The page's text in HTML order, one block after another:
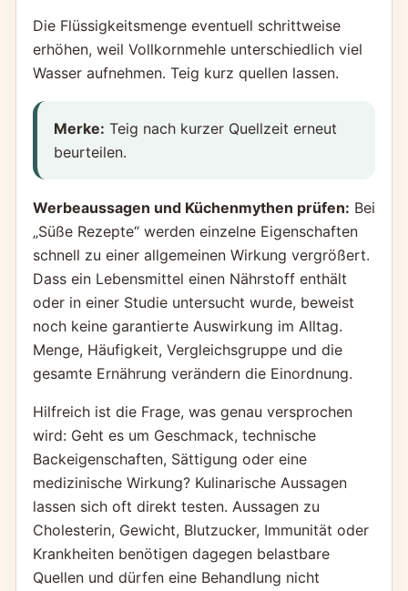
Die Flüssigkeitsmenge eventuell schrittweise
erhöhen, weil Vollkornmehle unterschiedlich viel
Wasser aufnehmen. Teig kurz quellen lassen.
Merke: Teig nach kurzer Quellzeit erneut
beurteilen.
Werbeaussagen und Küchenmythen prüfen: Bei
„Süße Rezepte“ werden einzelne Eigenschaften
schnell zu einer allgemeinen Wirkung vergrößert.
Dass ein Lebensmittel einen Nährstoff enthält
oder in einer Studie untersucht wurde, beweist
noch keine garantierte Auswirkung im Alltag.
Menge, Häufigkeit, Vergleichsgruppe und die
gesamte Ernährung verändern die Einordnung.
Hilfreich ist die Frage, was genau versprochen
wird: Geht es um Geschmack, technische
Backeigenschaften, Sättigung oder eine
medizinische Wirkung? Kulinarische Aussagen
lassen sich oft direkt testen. Aussagen zu
Cholesterin, Gewicht, Blutzucker, Immunität oder
Krankheiten benötigen dagegen belastbare
Quellen und dürfen eine Behandlung nicht